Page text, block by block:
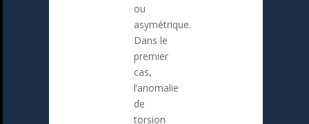
ou
asymétrique.
Dans le
premier
cas,
l’anomalie
de
torsion